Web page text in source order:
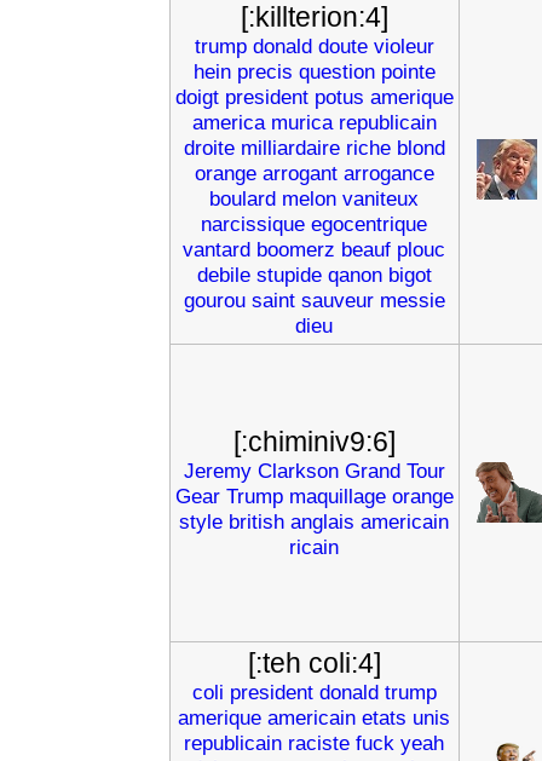
[:killterion:4]
trump donald doute violeur
hein precis question pointe
doigt president potus amerique
america murica republicain
droite milliardaire riche blond
orange arrogant arrogance
boulard melon vaniteux
narcissique egocentrique
vantard boomerz beauf plouc
debile stupide qanon bigot
gourou saint sauveur messie
dieu
[:chiminiv9:6]
Jeremy Clarkson Grand Tour
Gear Trump maquillage orange
style british anglais americain
ricain
[:teh coli:4]
coli president donald trump
amerique americain etats unis
republicain raciste fuck yeah